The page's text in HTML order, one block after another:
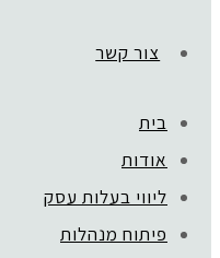
צור קשר
בית
אודות
ליווי בעלות עסק
פיתוח מנהלות